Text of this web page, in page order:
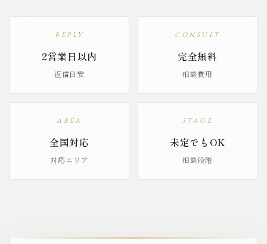
REPLY
2営業日以内
返信目安
CONSULT
完全無料
相談費用
AREA
全国対応
対応エリア
STAGE
未定でもOK
相談段階